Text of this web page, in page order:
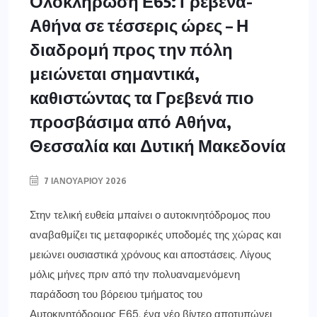
Αθήνα σε τέσσερις ώρες – Η
διαδρομή προς την πόλη
μειώνεται σημαντικά,
καθιστώντας τα Γρεβενά πιο
προσβάσιμα από Αθήνα,
Θεσσαλία και Δυτική Μακεδονία
7 ΙΑΝΟΥΑΡΊΟΥ 2026
Στην τελική ευθεία μπαίνει ο αυτοκινητόδρομος που
αναβαθμίζει τις μεταφορικές υποδομές της χώρας και
μειώνει ουσιαστικά χρόνους και αποστάσεις. Λίγους
μόλις μήνες πριν από την πολυαναμενόμενη
παράδοση του βόρειου τμήματος του